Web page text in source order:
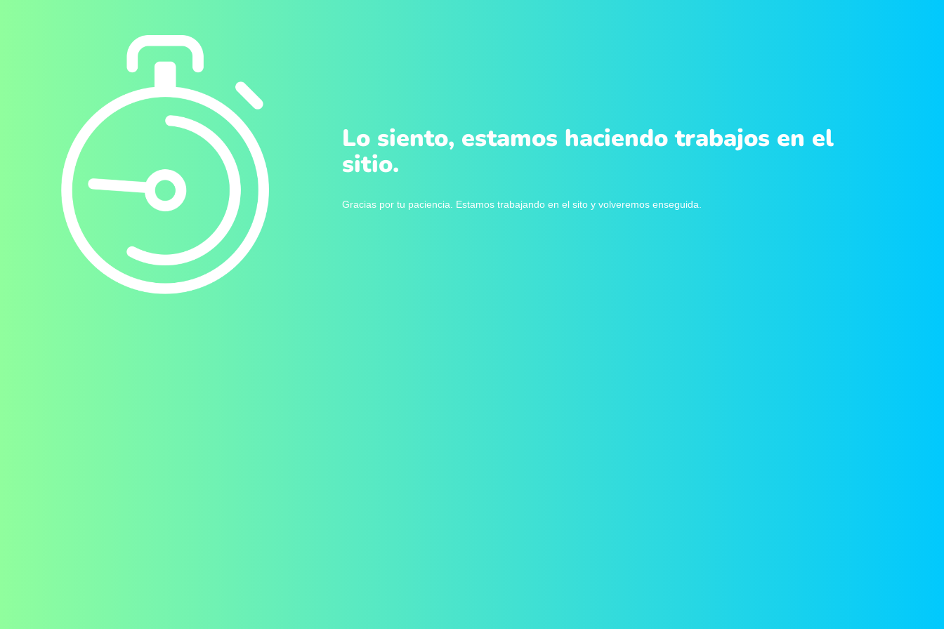
Lo siento, estamos haciendo trabajos en el
sitio.
Gracias por tu paciencia. Estamos trabajando en el sito y volveremos enseguida.